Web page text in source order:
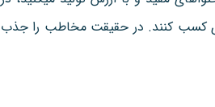
کسب کنند. در حقیقت مخاطب را جذب